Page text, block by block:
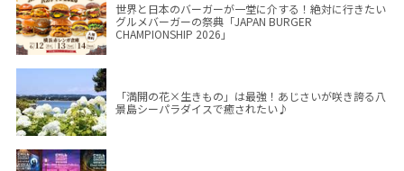
世界と日本のバーガーが一堂に介する！絶対に行きたい
グルメバーガーの祭典「JAPAN BURGER
CHAMPIONSHIP 2026」
「満開の花×生きもの」は最強！あじさいが咲き誇る八
景島シーパラダイスで癒されたい♪